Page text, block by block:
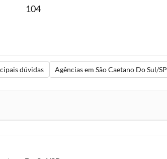
104
dúvidas Agências em São Caetano Do Sul/SP